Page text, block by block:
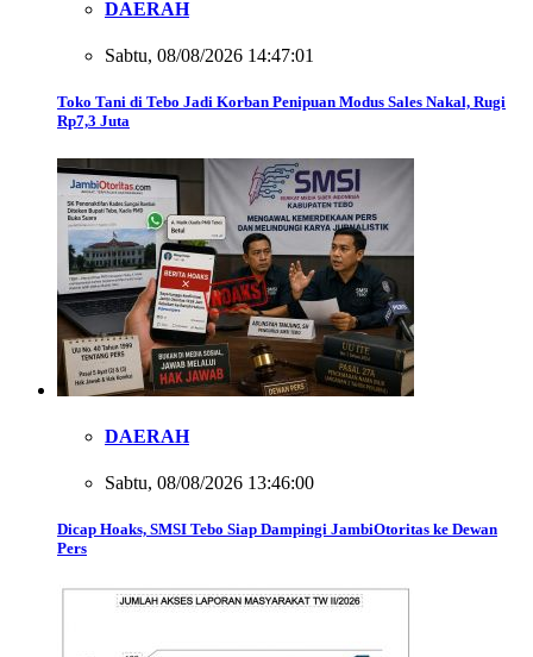
DAERAH
Sabtu, 08/08/2026 14:47:01
Toko Tani di Tebo Jadi Korban Penipuan Modus Sales Nakal, Rugi
Rp7,3 Juta
DAERAH
Sabtu, 08/08/2026 13:46:00
Dicap Hoaks, SMSI Tebo Siap Dampingi JambiOtoritas ke Dewan
Pers